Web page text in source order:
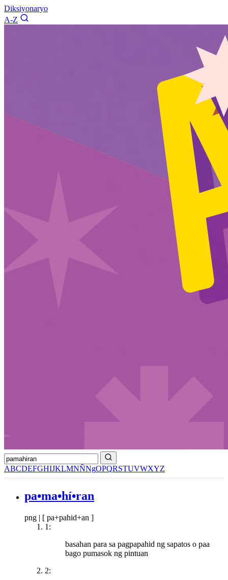
Diksiyonaryo
A-Z
ABCDEFGHIJKLMNÑNgOPQRSTUVWXYZ
pa•ma•hí•ran
png | [ pa+pahid+an ]
1:
basahan para sa pagpapahid ng sapatos o paa
bago pumasok ng pintuan
2: